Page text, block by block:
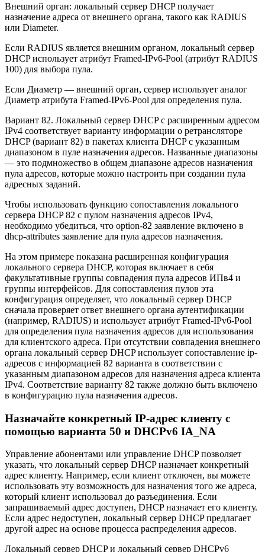
Внешний орган: локальный сервер DHCP получает
назначение адреса от внешнего органа, такого как RADIUS
или Diameter.
Если RADIUS является внешним органом, локальный сервер
DHCP использует атрибут Framed-IPv6-Pool (атрибут RADIUS
100) для выбора пула.
Если Диаметр — внешний орган, сервер использует аналог
Диаметр атрибута Framed-IPv6-Pool для определения пула.
Вариант 82. Локальный сервер DHCP с расширенным адресом
IPv4 соответствует варианту информации о ретрансляторе
DHCP (вариант 82) в пакетах клиента DHCP с указанным
диапазоном в пуле назначения адресов. Названные диапазоны
— это подмножество в общем диапазоне адресов назначения
пула адресов, которые можно настроить при создании пула
адресных заданий.
Чтобы использовать функцию сопоставления локального
сервера DHCP 82 с пулом назначения адресов IPv4,
необходимо убедиться, что option-82 заявление включено в
dhcp-attributes заявление для пула адресов назначения.
На этом примере показана расширенная конфигурация
локального сервера DHCP, которая включает в себя
факультативные группы совпадения пула адресов ИПв4 и
группы интерфейсов. Для сопоставления пулов эта
конфигурация определяет, что локальный сервер DHCP
сначала проверяет ответ внешнего органа аутентификации
(например, RADIUS) и использует атрибут Framed-IPv6-Pool
для определения пула назначения адресов для использования
для клиентского адреса. При отсутствии совпадения внешнего
органа локальный сервер DHCP использует сопоставление ip-
адресов с информацией 82 варианта в соответствии с
указанным диапазоном адресов для назначения адреса клиента
IPv4. Соответствие варианту 82 также должно быть включено
в конфигурацию пула назначения адресов.
Назначайте конкретный IP-адрес клиенту с
помощью варианта 50 и DHCPv6 IA_NA
Управление абонентами или управление DHCP позволяет
указать, что локальный сервер DHCP назначает конкретный
адрес клиенту. Например, если клиент отключен, вы можете
использовать эту возможность для назначения того же адреса,
который клиент использовал до разъединения. Если
запрашиваемый адрес доступен, DHCP назначает его клиенту.
Если адрес недоступен, локальный сервер DHCP предлагает
другой адрес на основе процесса распределения адресов.
Локальный сервер DHCP и локальный сервер DHCPv6